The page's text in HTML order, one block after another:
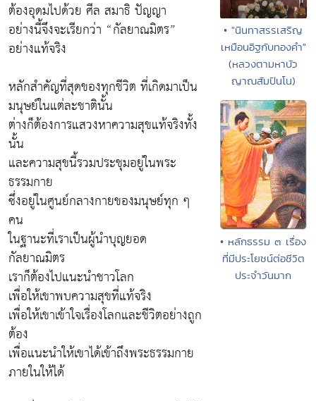
ต้องอุดมไปด้วย ศีล สมาธิ ปัญญา
อย่างนี้จึงจะเรียกว่า “กัลยาณมิตร”
อย่างแท้จริง
หลักสำคัญที่สุดของทุกชีวิต ที่เกิดมาเป็น
มนุษย์ในแต่ละชาตินั้น
ต่างก็ต้องการแสวงหาความสุขแท้จริงทั้ง
นั้น
และความสุขนี้รวมประชุมอยู่ในพระ
ธรรมกาย
ซึ่งอยู่ในศูนย์กลางกายของมนุษย์ทุก ๆ
คน
ในฐานะที่เราเป็นผู้นำบุญยอด
กัลยาณมิตร
เราก็ต้องไปแนะนำชาวโลก
เพื่อให้เขาพบความสุขที่แท้จริง
เพื่อให้เขาเข้าใจเรื่องโลกและชีวิตอย่างถูก
ต้อง
เพื่อแนะนำให้เขาได้เข้าถึงพระธรรมกาย
ภายในให้ได้
• "นินทาสรรเสริญ
เหมือนอิฐกับทองคำ"
(หลวงตามหาบัว
ญาณสัมปันโน)
• หลักธรรม ๓ เรื่อง
ที่มีประโยชน์ต่อชีวิต
ประจำวันมาก